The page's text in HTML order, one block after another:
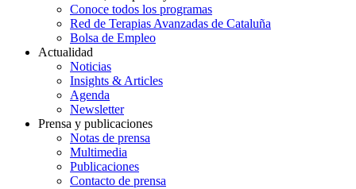
Conoce todos los programas
Red de Terapias Avanzadas de Cataluña
Bolsa de Empleo
Actualidad
Noticias
Insights & Articles
Agenda
Newsletter
Prensa y publicaciones
Notas de prensa
Multimedia
Publicaciones
Contacto de prensa